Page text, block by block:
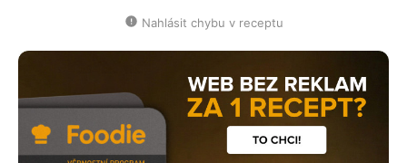
Nahlásit chybu v receptu